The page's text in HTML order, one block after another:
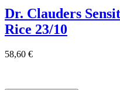
Dr. Clauders
Rice 23/10
58,60 €